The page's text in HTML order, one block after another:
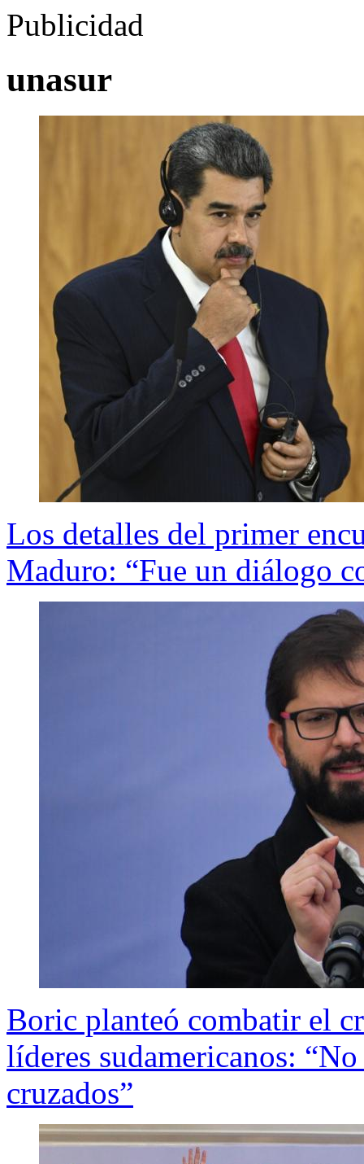
Publicidad
unasur
Los detalles del primer
Maduro: “Fue un diálogo
Boric planteó combatir el
líderes sudamericanos:
cruzados”